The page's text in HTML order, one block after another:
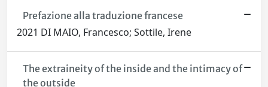
Prefazione alla traduzione francese
2021 DI MAIO, Francesco; Sottile, Irene
The extraineity of the inside and the intimacy of
the outside